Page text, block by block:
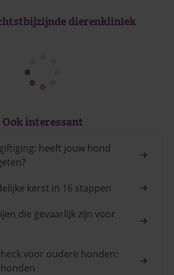
dierenkliniek
Ook interessant
heeft jouw hond
kerst in 16 stappen
die gevaarlijk zijn voor
voor oudere honden: